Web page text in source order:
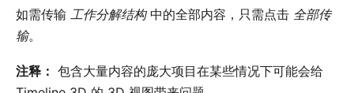
如需传输 工作分解结构中的全部内容，只需点击 全部传
输。
注释： 包含大量内容的庞大项目在某些情况下可能会给